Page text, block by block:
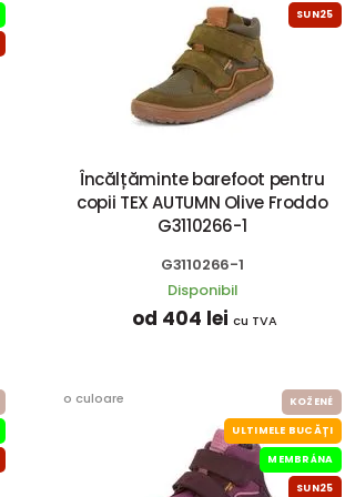
SUN25
Încălțăminte barefoot pentru
copii TEX AUTUMN Olive Froddo
G3110266-1
G3110266-1
Disponibil
od 404 lei cu TVA
o culoare KOŽENÉ
ULTIMELE BUCĂȚI
MEMBRÁNA
SUN25